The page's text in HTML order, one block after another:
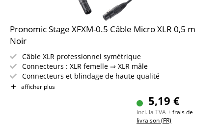
Pronomic Stage XFXM-0.5 Câble Micro XLR 0,5 m
Noir
Câble XLR professionnel symétrique
Connecteurs : XLR femelle ⇒ XLR mâle
Connecteurs et blindage de haute qualité
Longueur : 0,5 m
afficher plus
5,19 €
incl. la TVA +frais de
livraison (FR)